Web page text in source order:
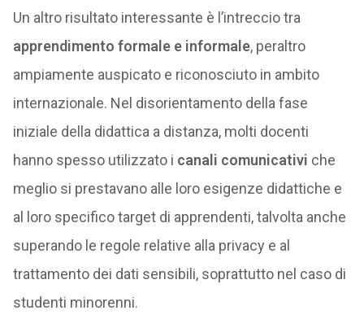
Un altro risultato interessante è l’intreccio tra
apprendimento formale e informale, peraltro
ampiamente auspicato e riconosciuto in ambito
internazionale. Nel disorientamento della fase
iniziale della didattica a distanza, molti docenti
hanno spesso utilizzato i canali comunicativi che
meglio si prestavano alle loro esigenze didattiche e
al loro specifico target di apprendenti, talvolta anche
superando le regole relative alla privacy e al
trattamento dei dati sensibili, soprattutto nel caso di
studenti minorenni.